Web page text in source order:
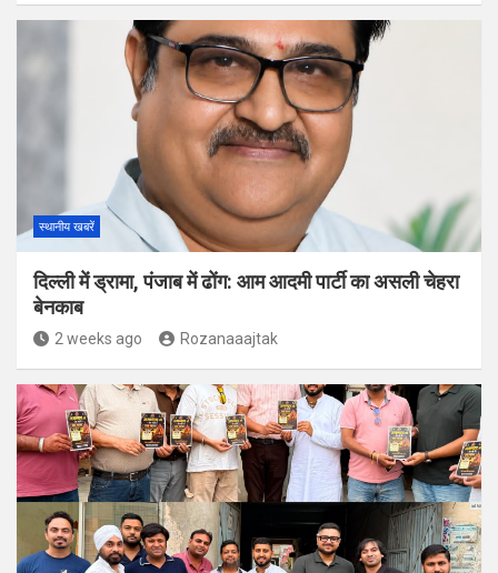
स्थानीय खबरें
दिल्ली में ड्रामा, पंजाब में ढोंग: आम आदमी पार्टी का असली चेहरा
बेनकाब
2 weeks ago Rozanaaajtak